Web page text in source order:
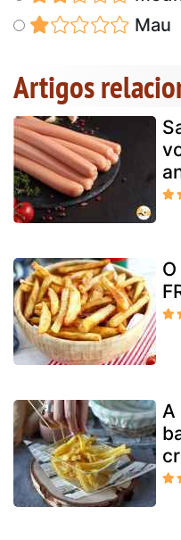
Mau
Artigos
A